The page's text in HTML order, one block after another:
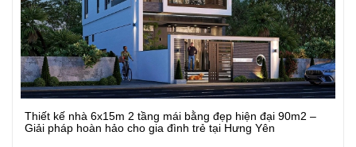
Xem Chi Tiết
Thiết kế nhà 6x15m 2 tầng mái bằng đẹp hiện đại 90m2 –
Giải pháp hoàn hảo cho gia đình trẻ tại Hưng Yên